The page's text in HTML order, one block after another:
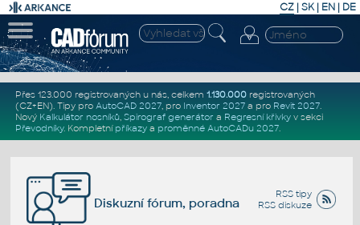
CZ | SK| EN | DE
Přes 123.000 registrovaných u nás, celkem 1.130.000registrovaných
(CZ+EN). Tipy pro AutoCAD 2027, pro Inventor 2027a pro Revit 2027.
Nový Kalkulátor nosníků, Spirograf generátor a Regresní křivkyv sekci
Převodníky. Kompletní příkazya proměnné AutoCADu 2027.
RSS tipy
RSS diskuze
Diskuzní fórum, poradna